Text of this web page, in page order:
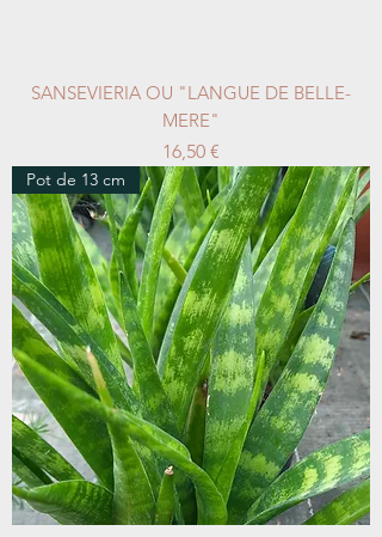
SANSEVIERIA OU "LANGUE DE BELLE-
MERE"
Prix
16,50 €
Pot de 13 cm